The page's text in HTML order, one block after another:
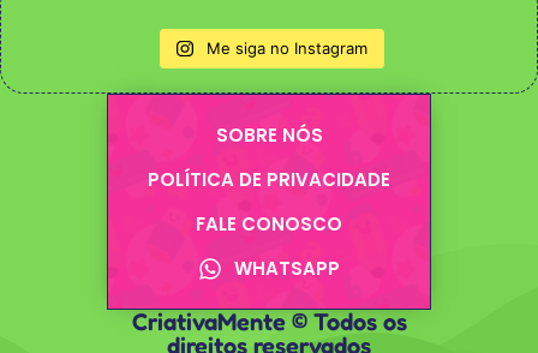
Me siga no Instagram
SOBRE NÓS
POLÍTICA DE PRIVACIDADE
FALE CONOSCO
WHATSAPP
CriativaMente © Todos os
direitos reservados